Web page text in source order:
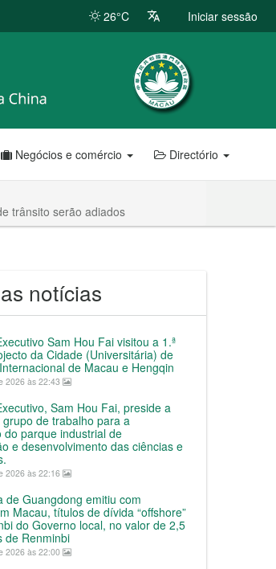
26°C Iniciar sessão
Negócios e comércio Directório
trânsito serão adiados
notícias
Sam Hou Fai visitou a 1.ª
da Cidade (Universitária) de
de Macau e Hengqin
2026 às 22:43
Sam Hou Fai, preside a
grupo de trabalho para a
do parque industrial de
e desenvolvimento das ciências e
2026 às 22:16
de Guangdong emitiu com
Macau, títulos de dívida “offshore”
do Governo local, no valor de 2,5
de Renminbi
2026 às 22:00